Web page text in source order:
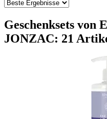
Geschenksets von
JONZAC: 21